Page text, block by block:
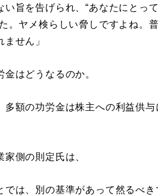
旨を告げられ、“あなたにとっ
。ヤメ検らしい脅しですよね。
せん」
はどうなるのか。
多額の功労金は株主への利益供
側の則定氏は、
では、別の基準があって然るべ